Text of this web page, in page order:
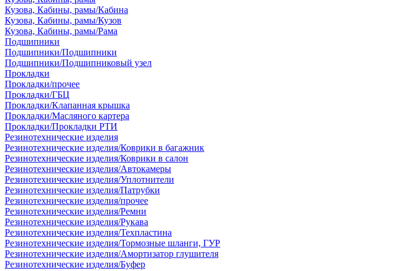
Кузова, Кабины, рамы/Кабина
Кузова, Кабины, рамы/Кузов
Кузова, Кабины, рамы/Рама
Подшипники
Подшипники/Подшипники
Подшипники/Подшипниковый узел
Прокладки
Прокладки/прочее
Прокладки/ГБЦ
Прокладки/Клапанная крышка
Прокладки/Масляного картера
Прокладки/Прокладки РТИ
Резинотехнические изделия
Резинотехнические изделия/Коврики в багажник
Резинотехнические изделия/Коврики в салон
Резинотехнические изделия/Автокамеры
Резинотехнические изделия/Уплотнители
Резинотехнические изделия/Патрубки
Резинотехнические изделия/прочее
Резинотехнические изделия/Ремни
Резинотехнические изделия/Рукава
Резинотехнические изделия/Техпластина
Резинотехнические изделия/Тормозные шланги, ГУР
Резинотехнические изделия/Амортизатор глушителя
Резинотехнические изделия/Буфер